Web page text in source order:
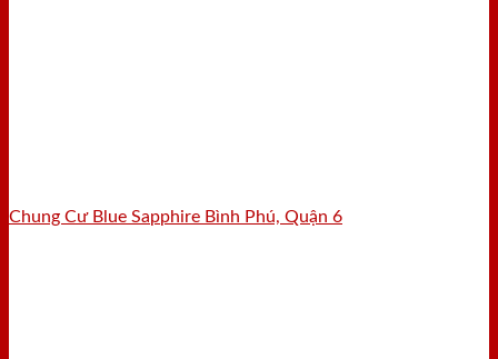
Chung Cư Blue Sapphire Bình Phú, Quận 6